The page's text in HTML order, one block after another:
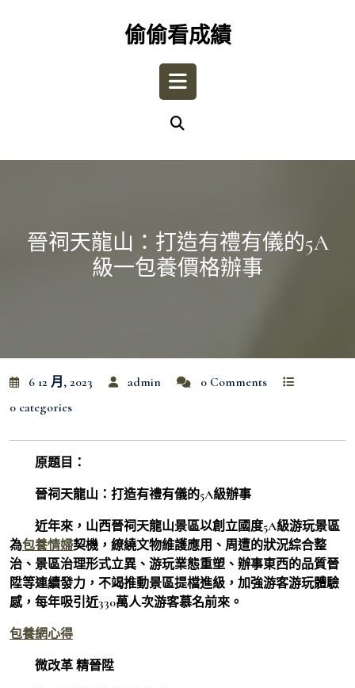
偷偷看成績
Open
晉祠天龍山：打造有禮有儀的5A
級一包養價格辦事
6 12 月, 2023 admin
0 Comments
0 categories
原題目：
晉祠天龍山：打造有禮有儀的5A級辦事
近年來，山西晉祠天龍山景區以創立國度5A級游玩景區
為包養情婦契機，繚繞文物維護應用、周遭的狀況綜合整
治、景區治理形式立異、游玩業態重塑、辦事東西的品質晉
陞等連續發力，不竭推動景區提檔進級，加強游客游玩體驗
感，每年吸引近330萬人次游客慕名前來。
包養網心得
微改革 精晉陞